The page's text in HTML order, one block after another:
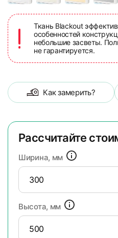
Ткань Blackout
особенностей
небольшие засветы.
не гарантируется.
Как замерить?
Рассчитайте
Ширина, мм
Высота, мм